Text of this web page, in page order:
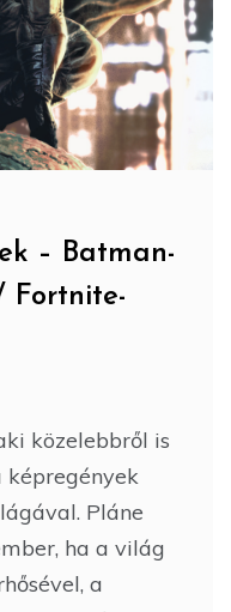
– Batman-
Fortnite-
közelebbről is
képregények
Pláne
ha a világ
a